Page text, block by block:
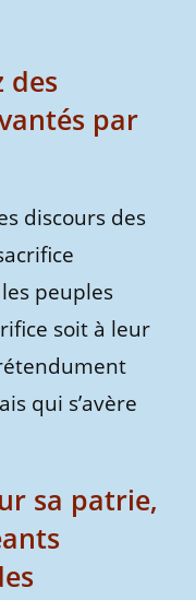
des
par
discours des
peuples
soit à leur
qui s’avère
sa patrie,